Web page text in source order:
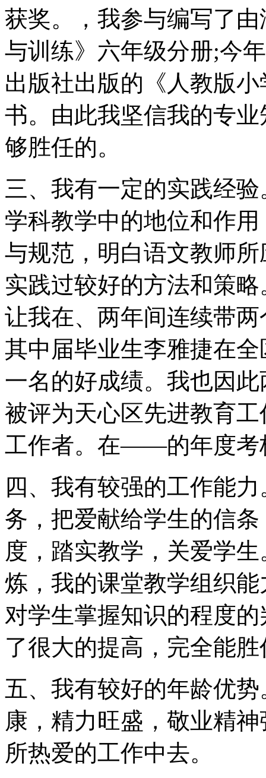
获奖。，我参与编写了
与训练》六年级分册;今
出版社出版的《人教版
书。由此我坚信我的专
够胜任的。
三、我有一定的实践经
学科教学中的地位和作
与规范，明白语文教师
实践过较好的方法和策
让我在、两年间连续带
其中届毕业生李雅捷在
一名的好成绩。我也因
被评为天心区先进教育
工作者。在——的年度考
四、我有较强的工作能
务，把爱献给学生的信
度，踏实教学，关爱学
炼，我的课堂教学组织
对学生掌握知识的程度
了很大的提高，完全能
五、我有较好的年龄优
康，精力旺盛，敬业精
所热爱的工作中去。